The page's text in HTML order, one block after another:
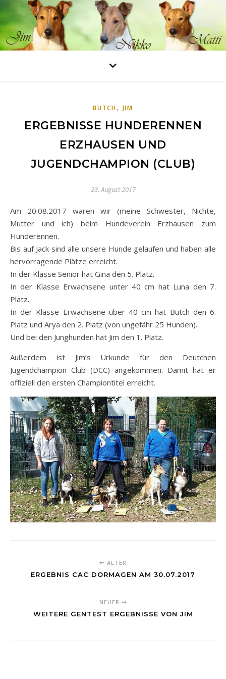
BUTCH, JIM
ERGEBNISSE HUNDERENNEN
ERZHAUSEN UND
JUGENDCHAMPION (CLUB)
23. August 2017
Am 20.08.2017 waren wir (meine Schwester, Nichte,
Mutter und ich) beim Hundeverein Erzhausen zum
Hunderennen.
Bis auf Jack sind alle unsere Hunde gelaufen und haben alle
hervorragende Plätze erreicht.
In der Klasse Senior hat Gina den 5. Platz.
In der Klasse Erwachsene unter 40 cm hat Luna den 7.
Platz.
In der Klasse Erwachsene über 40 cm hat Butch den 6.
Platz und Arya den 2. Platz (von ungefähr 25 Hunden).
Und bei den Junghunden hat Jim den 1. Platz.
Außerdem ist Jim’s Urkunde für den Deutchen
Jugendchampion Club (DCC) angekommen. Damit hat er
offiziell den ersten Championtitel erreicht.
ÄLTER
ERGEBNIS CAC DORMAGEN AM 30.07.2017
NEUER
WEITERE GENTEST ERGEBNISSE VON JIM